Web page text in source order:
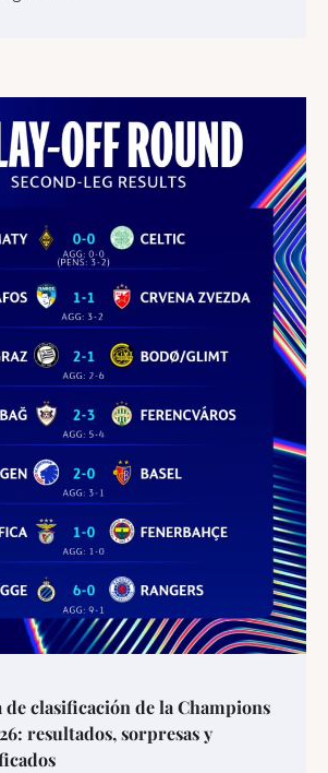
clasificación de la Champions
resultados, sorpresas y